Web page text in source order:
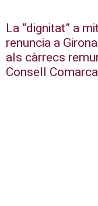
La “dignitat” a
renuncia a
als càrrecs
Consell